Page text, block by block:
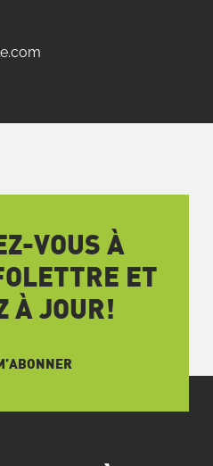
VOUS À
ET
À JOUR!